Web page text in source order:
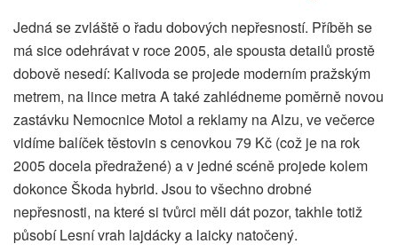
Jedná se zvláště o řadu dobových nepřesností. Příběh se
má sice odehrávat v roce 2005, ale spousta detailů prostě
dobově nesedí: Kalivoda se projede moderním pražským
metrem, na lince metra A také zahlédneme poměrně novou
zastávku Nemocnice Motol a reklamy na Alzu, ve večerce
vidíme balíček těstovin s cenovkou 79 Kč (což je na rok
2005 docela předražené) a v jedné scéně projede kolem
dokonce Škoda hybrid. Jsou to všechno drobné
nepřesnosti, na které si tvůrci měli dát pozor, takhle totiž
působí Lesní vrah lajdácky a laicky natočený.